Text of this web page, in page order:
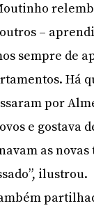
–
sempre de
Há
por
e gostava
as
ilustrou.